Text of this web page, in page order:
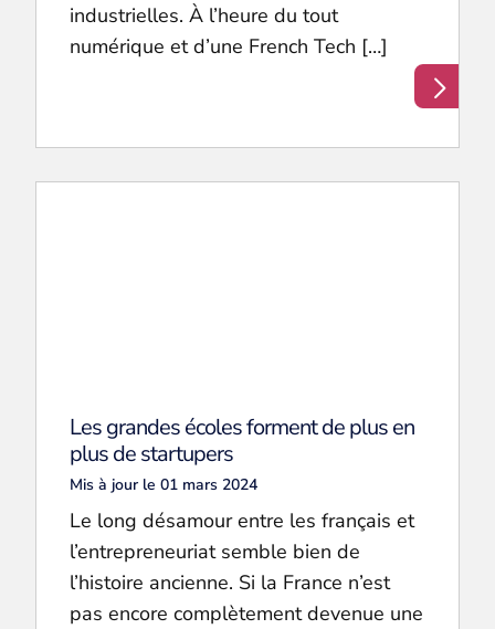
industrielles. À l’heure du tout
numérique et d’une French Tech […]
Les grandes écoles forment de plus en
plus de startupers
Mis à jour le 01 mars 2024
Le long désamour entre les français et
l’entrepreneuriat semble bien de
l’histoire ancienne. Si la France n’est
pas encore complètement devenue une